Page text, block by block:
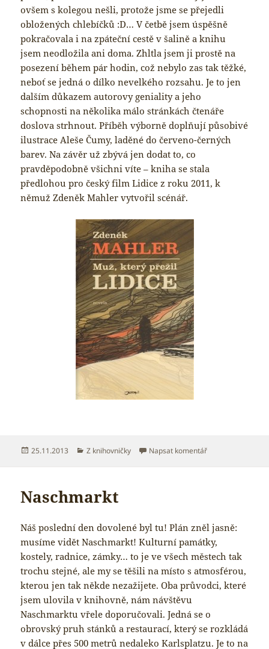
ovšem s kolegou nešli, protože jsme se přejedli
obložených chlebíčků :D… V četbě jsem úspěšně
pokračovala i na zpáteční cestě v šalině a knihu
jsem neodložila ani doma. Zhltla jsem ji prostě na
posezení během pár hodin, což nebylo zas tak těžké,
neboť se jedná o dílko nevelkého rozsahu. Je to jen
dalším důkazem autorovy geniality a jeho
schopnosti na několika málo stránkách čtenáře
doslova strhnout. Příběh výborně doplňují působivé
ilustrace Aleše Čumy, laděné do červeno-černých
barev. Na závěr už zbývá jen dodat to, co
pravděpodobně všichni víte – kniha se stala
předlohou pro český film Lidice z roku 2011, k
němuž Zdeněk Mahler vytvořil scénář.
Publikováno:
25.11.2013 Rubriky:
Z knihovničky Napsat komentářpro text s názvem
Naschmarkt
Náš poslední den dovolené byl tu! Plán zněl jasně:
musíme vidět Naschmarkt! Kulturní památky,
kostely, radnice, zámky… to je ve všech městech tak
trochu stejné, ale my se těšili na místo s atmosférou,
kterou jen tak někde nezažijete. Oba průvodci, které
jsem ulovila v knihovně, nám návštěvu
Naschmarktu vřele doporučovali. Jedná se o
obrovský pruh stánků a restaurací, který se rozkládá
v dálce přes 500 metrů nedaleko Karlsplatzu. Je to na